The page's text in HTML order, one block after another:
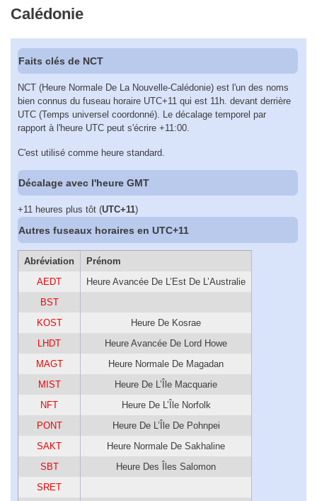
Calédonie
Faits clés de NCT
NCT (Heure Normale De La Nouvelle-Calédonie) est l'un des noms
bien connus du fuseau horaire UTC+11 qui est 11h. devant derrière
UTC (Temps universel coordonné). Le décalage temporel par
rapport à l'heure UTC peut s'écrire +11:00.
C'est utilisé comme heure standard.
Décalage avec l'heure GMT
+11 heures plus tôt (UTC+11)
Autres fuseaux horaires en UTC+11
Abréviation
Prénom
AEDT
Heure Avancée De L’Est De L’Australie
BST
KOST
Heure De Kosrae
LHDT
Heure Avancée De Lord Howe
MAGT
Heure Normale De Magadan
MIST
Heure De L’Île Macquarie
NFT
Heure De L’Île Norfolk
PONT
Heure De L’Île De Pohnpei
SAKT
Heure Normale De Sakhaline
SBT
Heure Des Îles Salomon
SRET